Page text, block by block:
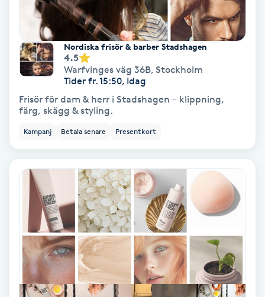
Nagelförlängning gelé
Nagelförlängning glasfiber
Nagelförlängning silke
Nagelförstärkning
Nagelklippning
Nagelsvamp
Nageltrång
Nagelvård
Naglar borttagning
Nordiska frisör & barber Stadshagen
4.5
Warfvinges väg 36B, Stockholm
Tider fr. 15:50, Idag
Frisör för dam & herr i Stadshagen – klippning,
färg, skägg & styling.
Kampanj Betala senare Presentkort